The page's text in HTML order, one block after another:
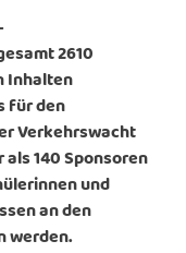
2610
Inhalten
für den
Verkehrswacht
140 Sponsoren
und
an den
werden.